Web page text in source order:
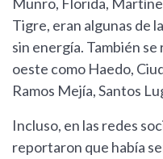
Munro, Florida,
Tigre, eran algunas de
sin energía. También
oeste como Haedo,
Ramos Mejía, Santos
Incluso, en las redes
reportaron que había